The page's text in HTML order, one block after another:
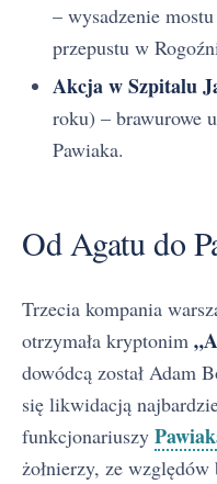
– wysadzenie
przepustu w
Akcja w Szpitalu
roku) – brawurowe
Pawiaka.
Od Agatu do
Trzecia kompania
otrzymała kryptonim
dowódcą został Adam
się likwidacją
funkcjonariuszy
żołnierzy, ze